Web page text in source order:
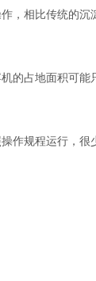
，相比传统的沉
的占地面积可能
作规程运行，很